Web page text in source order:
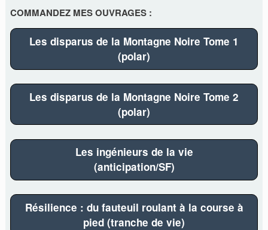
COMMANDEZ MES OUVRAGES :
Les disparus de la Montagne Noire Tome 1
(polar)
Les disparus de la Montagne Noire Tome 2
(polar)
Les ingénieurs de la vie
(anticipation/SF)
Résilience : du fauteuil roulant à la course à
pied (tranche de vie)